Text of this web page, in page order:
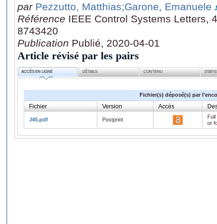
par Pezzutto, Matthias;Garone, Emanuele
Référence IEEE Control Systems Letters,
8743420
Publication Publié, 2020-04-01
Article révisé par les pairs
ACCÈS EN LIGNE DÉTAILS CONTENU
Fichier(s) déposé(s) par
Fichier Version Accès
J45.pdf Postprint
or